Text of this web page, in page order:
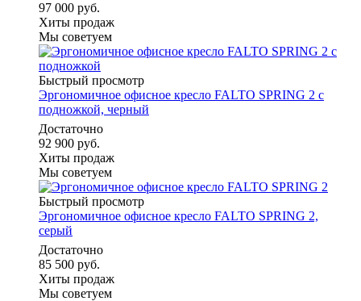
97 000 руб.
Хиты продаж
Мы советуем
Быстрый просмотр
Эргономичное офисное кресло FALTO SPRING 2 с
подножкой, черный
Достаточно
92 900 руб.
Хиты продаж
Мы советуем
Быстрый просмотр
Эргономичное офисное кресло FALTO SPRING 2,
серый
Достаточно
85 500 руб.
Хиты продаж
Мы советуем